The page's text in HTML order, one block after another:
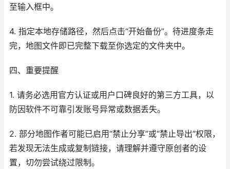
至输入框中。
4. 指定本地存储路径，然后点击“开始备份”。待进度条走
完，地图文件即已完整下载至你选定的文件夹中。
四、重要提醒
1. 请务必选用官方认证或用户口碑良好的第三方工具，以
防因软件不可靠引发账号异常或数据丢失。
2. 部分地图作者可能已启用“禁止分享”或“禁止导出”权限，
若发现无法生成或复制链接，请理解并遵守原创者的设
置，切勿尝试绕过限制。